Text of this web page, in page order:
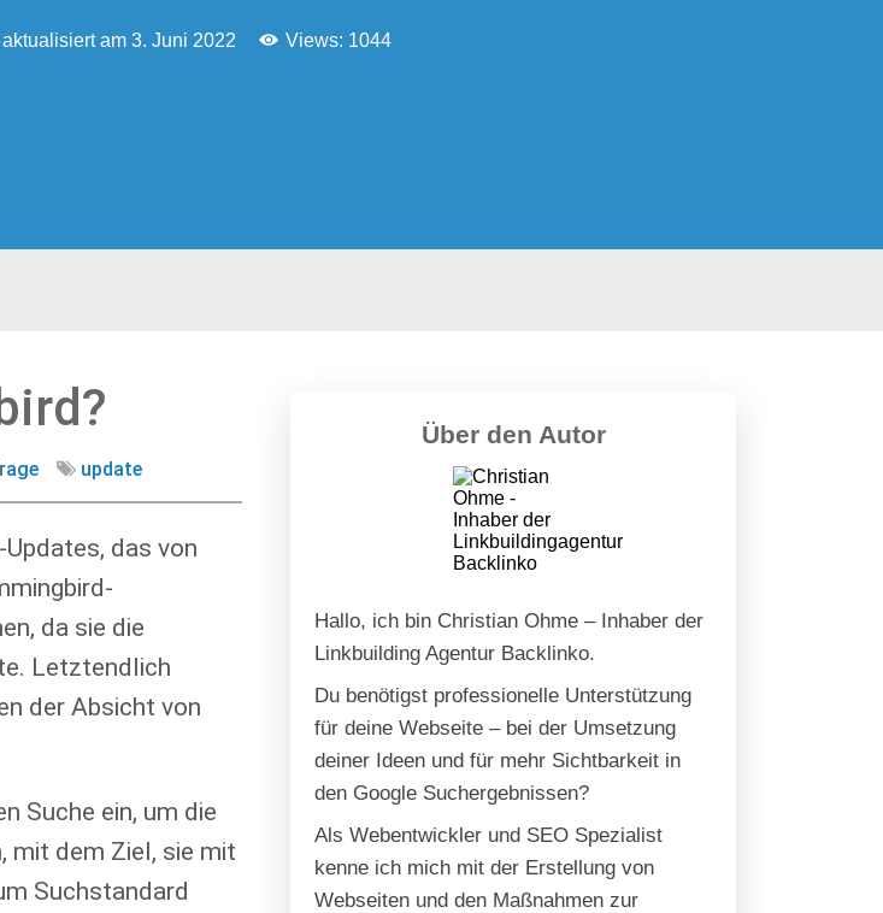
am 3. Juni 2022 Views: 1044
update
das von
da sie die
Letztendlich
der Absicht von
Suche ein, um die
mit dem Ziel, sie mit
Suchstandard
Über den Autor
Hallo, ich bin Christian Ohme – Inhaber der
Linkbuilding Agentur Backlinko.
Du benötigst professionelle Unterstützung
für deine Webseite – bei der Umsetzung
deiner Ideen und für mehr Sichtbarkeit in
den Google Suchergebnissen?
Als Webentwickler und SEO Spezialist
kenne ich mich mit der Erstellung von
Webseiten und den Maßnahmen zur